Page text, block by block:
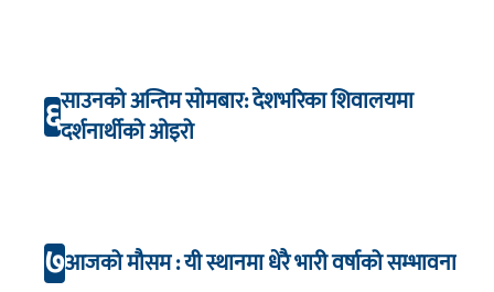
६साउनको अन्तिम सोमबार: देशभरिका शिवालयमा
दर्शनार्थीको ओइरो
७आजको मौसम : यी स्थानमा धेरै भारी वर्षाको सम्भावना